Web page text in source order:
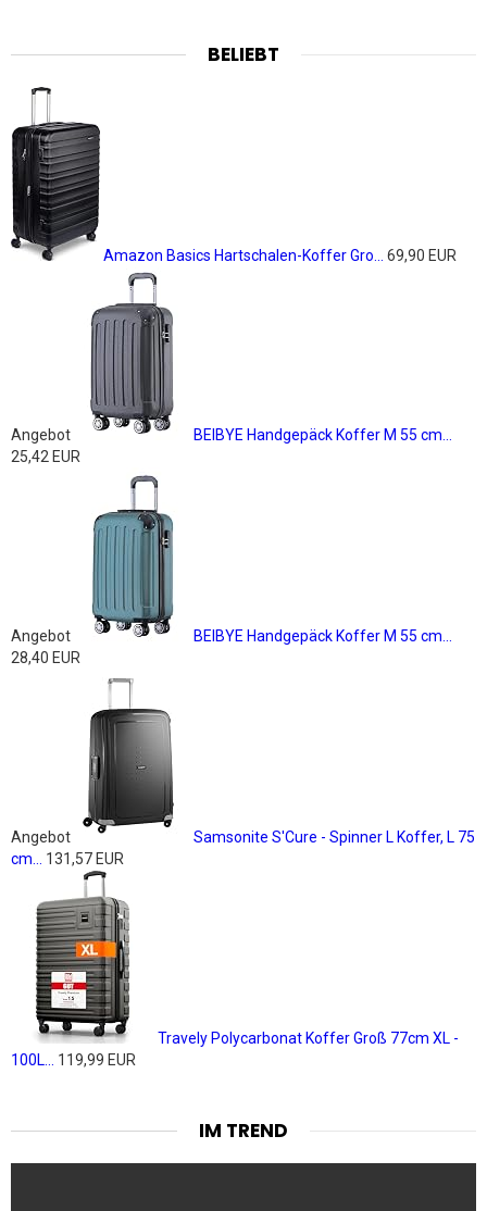
BELIEBT
Amazon Basics Hartschalen-Koffer Gro... 69,90 EUR
Angebot
BEIBYE Handgepäck Koffer M 55 cm...
25,42 EUR
Angebot
BEIBYE Handgepäck Koffer M 55 cm...
28,40 EUR
Angebot
Samsonite S'Cure - Spinner L Koffer, L 75
cm...
131,57 EUR
Travely Polycarbonat Koffer Groß 77cm XL -
100L...
119,99 EUR
IM TREND